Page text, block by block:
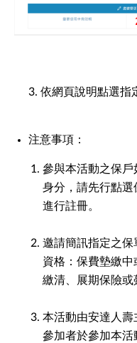
3. 依網頁說明點選指
注意事項：
參與本活動之保戶
身分，請先行點選
進行註冊。
邀請簡訊指定之
資格：保費墊繳
繳清、展期保險或
本活動由安達人壽
參加者於參加本